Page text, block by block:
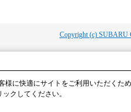
Copyright (c) SUBARU
様に快適にサイトをご利用いただく
クしてください。​